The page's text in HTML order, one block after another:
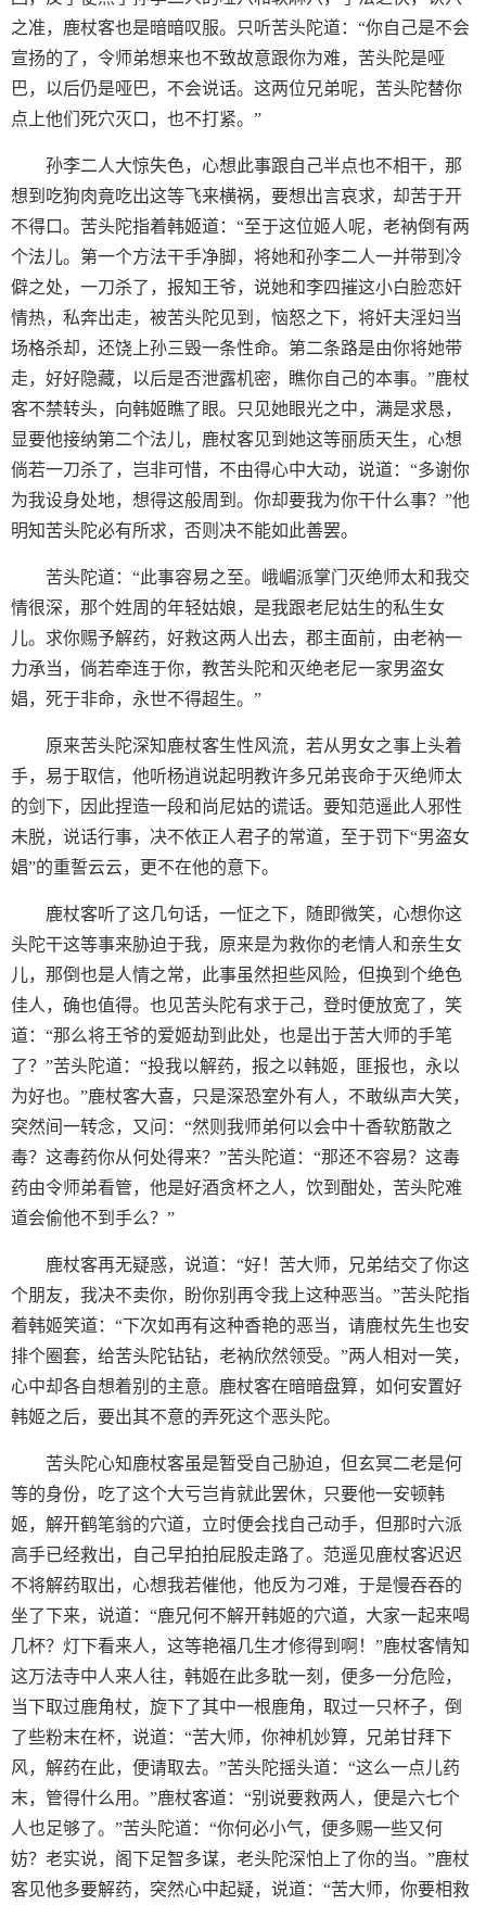
之准，鹿杖客也是暗暗叹服。只听苦头陀道：“你自己是不会
宣扬的了，令师弟想来也不致故意跟你为难，苦头陀是哑
巴，以后仍是哑巴，不会说话。这两位兄弟呢，苦头陀替你
点上他们死穴灭口，也不打紧。”
孙李二人大惊失色，心想此事跟自己半点也不相干，那
想到吃狗肉竟吃出这等飞来横祸，要想出言哀求，却苦于开
不得口。苦头陀指着韩姬道：“至于这位姬人呢，老衲倒有两
个法儿。第一个方法干手净脚，将她和孙李二人一并带到冷
僻之处，一刀杀了，报知王爷，说她和李四摧这小白脸恋奸
情热，私奔出走，被苦头陀见到，恼怒之下，将奸夫淫妇当
场格杀却，还饶上孙三毁一条性命。第二条路是由你将她带
走，好好隐藏，以后是否泄露机密，瞧你自己的本事。”鹿杖
客不禁转头，向韩姬瞧了眼。只见她眼光之中，满是求恳，
显要他接纳第二个法儿，鹿杖客见到她这等丽质天生，心想
倘若一刀杀了，岂非可惜，不由得心中大动，说道：“多谢你
为我设身处地，想得这般周到。你却要我为你干什么事？”他
明知苦头陀必有所求，否则决不能如此善罢。
苦头陀道：“此事容易之至。峨嵋派掌门灭绝师太和我交
情很深，那个姓周的年轻姑娘，是我跟老尼姑生的私生女
儿。求你赐予解药，好救这两人出去，郡主面前，由老衲一
力承当，倘若牵连于你，教苦头陀和灭绝老尼一家男盗女
娼，死于非命，永世不得超生。”
原来苦头陀深知鹿杖客生性风流，若从男女之事上头着
手，易于取信，他听杨逍说起明教许多兄弟丧命于灭绝师太
的剑下，因此捏造一段和尚尼姑的谎话。要知范遥此人邪性
未脱，说话行事，决不依正人君子的常道，至于罚下“男盗女
娼”的重誓云云，更不在他的意下。
鹿杖客听了这几句话，一怔之下，随即微笑，心想你这
头陀干这等事来胁迫于我，原来是为救你的老情人和亲生女
儿，那倒也是人情之常，此事虽然担些风险，但换到个绝色
佳人，确也值得。也见苦头陀有求于己，登时便放宽了，笑
道：“那么将王爷的爱姬劫到此处，也是出于苦大师的手笔
了？”苦头陀道：“投我以解药，报之以韩姬，匪报也，永以
为好也。”鹿杖客大喜，只是深恐室外有人，不敢纵声大笑，
突然间一转念，又问：“然则我师弟何以会中十香软筋散之
毒？这毒药你从何处得来？”苦头陀道：“那还不容易？这毒
药由令师弟看管，他是好酒贪杯之人，饮到酣处，苦头陀难
道会偷他不到手么？”
鹿杖客再无疑惑，说道：“好！苦大师，兄弟结交了你这
个朋友，我决不卖你，盼你别再令我上这种恶当。”苦头陀指
着韩姬笑道：“下次如再有这种香艳的恶当，请鹿杖先生也安
排个圈套，给苦头陀钻钻，老衲欣然领受。”两人相对一笑，
心中却各自想着别的主意。鹿杖客在暗暗盘算，如何安置好
韩姬之后，要出其不意的弄死这个恶头陀。
苦头陀心知鹿杖客虽是暂受自己胁迫，但玄冥二老是何
等的身份，吃了这个大亏岂肯就此罢休，只要他一安顿韩
姬，解开鹤笔翁的穴道，立时便会找自己动手，但那时六派
高手已经救出，自己早拍拍屁股走路了。范遥见鹿杖客迟迟
不将解药取出，心想我若催他，他反为刁难，于是慢吞吞的
坐了下来，说道：“鹿兄何不解开韩姬的穴道，大家一起来喝
几杯？灯下看来人，这等艳福几生才修得到啊！”鹿杖客情知
这万法寺中人来人往，韩姬在此多耽一刻，便多一分危险，
当下取过鹿角杖，旋下了其中一根鹿角，取过一只杯子，倒
了些粉末在杯，说道：“苦大师，你神机妙算，兄弟甘拜下
风，解药在此，便请取去。”苦头陀摇头道：“这么一点儿药
末，管得什么用。”鹿杖客道：“别说要救两人，便是六七个
人也足够了。”苦头陀道：“你何必小气，便多赐一些又何
妨？老实说，阁下足智多谋，老头陀深怕上了你的当。”鹿杖
客见他多要解药，突然心中起疑，说道：“苦大师，你要相救